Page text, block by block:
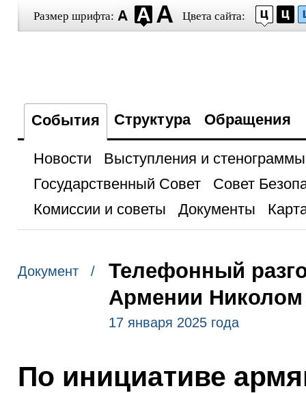
Размер шрифта: Цвета сайта:
События Структура Обращения
Новости
Выступления и стенограммы
Государственный Совет
Совет
Комиссии и советы
Документы
Документ /
Телефонный
Армении
17 января 2025 года
По инициативе